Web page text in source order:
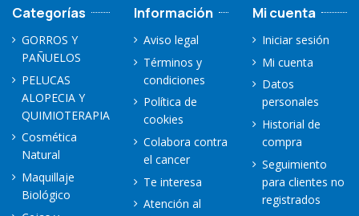
Categorías
GORROS Y
PAÑUELOS
PELUCAS
ALOPECIA Y
QUIMIOTERAPIA
Cosmética
Natural
Maquillaje
Biológico
Información
Aviso legal
Términos y
condiciones
Política de
cookies
Colabora contra
el cancer
Te interesa
Atención al
Mi cuenta
Iniciar sesión
Mi cuenta
Datos
personales
Historial de
compra
Seguimiento
para clientes no
registrados